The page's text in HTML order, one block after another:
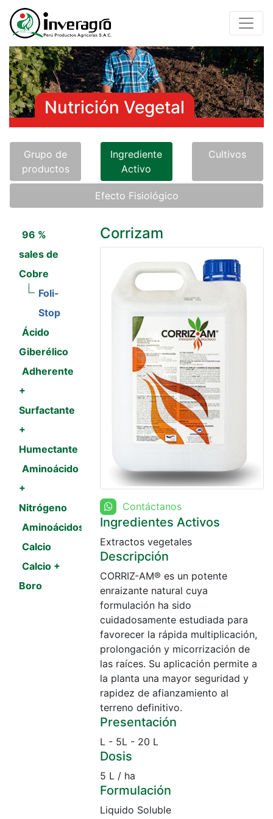
Nutrición Vegetal
Grupo de
productos
Ingrediente
Activo
Cultivos
Efecto Fisiológico
96 %
sales de
Cobre
Foli-
Stop
Ácido
Giberélico
Adherente
+
Surfactante
+
Humectante
Aminoácido
+
Nitrógeno
Aminoácidos
Calcio
Calcio +
Boro
Corrizam
Contáctanos
Ingredientes Activos
Extractos vegetales
Descripción
CORRIZ-AM® es un potente
enraizante natural cuya
formulación ha sido
cuidadosamente estudiada para
favorecer la rápida multiplicación,
prolongación y micorrización de
las raíces. Su aplicación permite a
la planta una mayor seguridad y
rapidez de afianzamiento al
terreno definitivo.
Presentación
L - 5L - 20 L
Dosis
5 L / ha
Formulación
Liquido Soluble